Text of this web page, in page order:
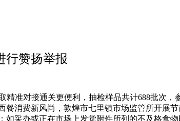
行赞扬举报
对接通关更便利，抽检样品共计688批次，
消费新风尚，敦煌市七里镇市场监管所开展
采办或正在市场上发觉附件所列的不及格食